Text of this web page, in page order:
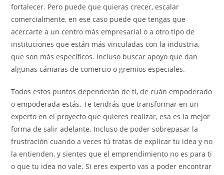
fortalecer. Pero puede que quieras crecer, escalar
comercialmente, en ese caso puede que tengas que
acercarte a un centro más empresarial o a otro tipo de
instituciones que están más vinculadas con la industria,
que son más específicos. Incluso buscar apoyo que dan
algunas cámaras de comercio o gremios especiales.
Todos estos puntos dependerán de ti, de cuán empoderado
o empoderada estás. Te tendrás que transformar en un
experto en el proyecto que quieres realizar, esa es la mejor
forma de salir adelante. Incluso de poder sobrepasar la
frustración cuando a veces tú tratas de explicar tu idea y no
la entienden, y sientes que el emprendimiento no es para ti
o que tu idea no vale. Si eres experto vas a poder encontrar